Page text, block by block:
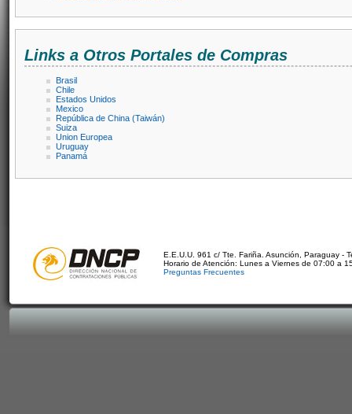
Links a Otros Portales de Compras
Brasil
Chile
Estados Unidos
Mexico
República de China (Taiwán)
Suiza
Union Europea
Uruguay
Panamá
E.E.U.U. 961 c/ Tte. Fariña. Asunción, Paraguay -
Horario de Atención: Lunes a Viernes de 07:00 a
Preguntas Frecuentes